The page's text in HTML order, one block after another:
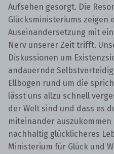
Aufsehen gesorgt. Die
Glücksministeriums zeigen
Auseinandersetzung mit
Nerv unserer Zeit trifft.
Diskussionen um
andauernde
Ellbogen rund um die
lässt uns allzu schnell
der Welt sind und dass es
miteinander
nachhaltig glücklicheres
Ministerium für Glück und